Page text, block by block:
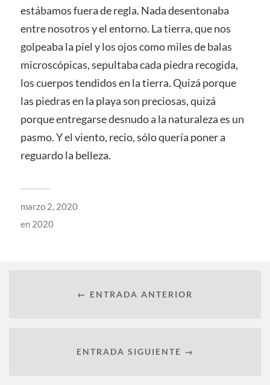
estábamos fuera de regla. Nada desentonaba
entre nosotros y el entorno. La tierra, que nos
golpeaba la piel y los ojos como miles de balas
microscópicas, sepultaba cada piedra recogida,
los cuerpos tendidos en la tierra. Quizá porque
las piedras en la playa son preciosas, quizá
porque entregarse desnudo a la naturaleza es un
pasmo. Y el viento, recio, sólo quería poner a
reguardo la belleza.
marzo 2, 2020
en 2020
← ENTRADA ANTERIOR
ENTRADA SIGUIENTE →